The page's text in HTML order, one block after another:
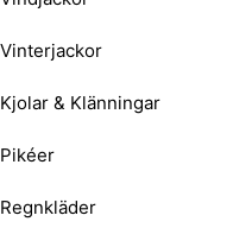
Vinterjackor
Kjolar & Klänningar
Pikéer
Regnkläder